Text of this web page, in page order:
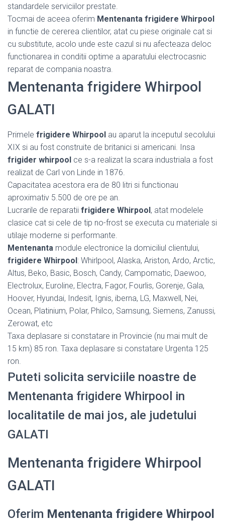
standardele serviciilor prestate.
Tocmai de aceea oferim Mentenanta frigidere Whirpool
in functie de cererea clientilor, atat cu piese originale cat si
cu substitute, acolo unde este cazul si nu afecteaza deloc
functionarea in conditii optime a aparatului electrocasnic
reparat de compania noastra.
Mentenanta frigidere Whirpool
GALATI
Primele frigidere Whirpool au aparut la inceputul secolului
XIX si au fost construite de britanici si americani. Insa
frigider whirpool ce s-a realizat la scara industriala a fost
realizat de Carl von Linde in 1876.
Capacitatea acestora era de 80 litri si functionau
aproximativ 5.500 de ore pe an.
Lucrarile de reparatii frigidere Whirpool, atat modelele
clasice cat si cele de tip no-frost se executa cu materiale si
utilaje moderne si performante.
Mentenanta module electronice la domiciliul clientului,
frigidere Whirpool: Whirlpool, Alaska, Ariston, Ardo, Arctic,
Altus, Beko, Basic, Bosch, Candy, Campomatic, Daewoo,
Electrolux, Euroline, Electra, Fagor, Fourlis, Gorenje, Gala,
Hoover, Hyundai, Indesit, Ignis, iberna, LG, Maxwell, Nei,
Ocean, Platinium, Polar, Philco, Samsung, Siemens, Zanussi,
Zerowat, etc
Taxa deplasare si constatare in Provincie (nu mai mult de
15 km) 85 ron. Taxa deplasare si constatare Urgenta 125
ron.
Puteti solicita serviciile noastre de
Mentenanta frigidere Whirpool in
localitatile de mai jos, ale judetului
GALATI
Mentenanta frigidere Whirpool
GALATI
Oferim Mentenanta frigidere Whirpool